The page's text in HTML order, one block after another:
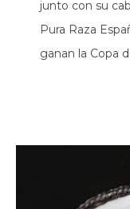
junto con su
Pura Raza
ganan la Copa